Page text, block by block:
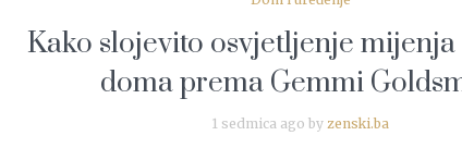
Kako slojevito osvjetljenje
doma prema Gemmi
1 sedmica ago by zenski.ba